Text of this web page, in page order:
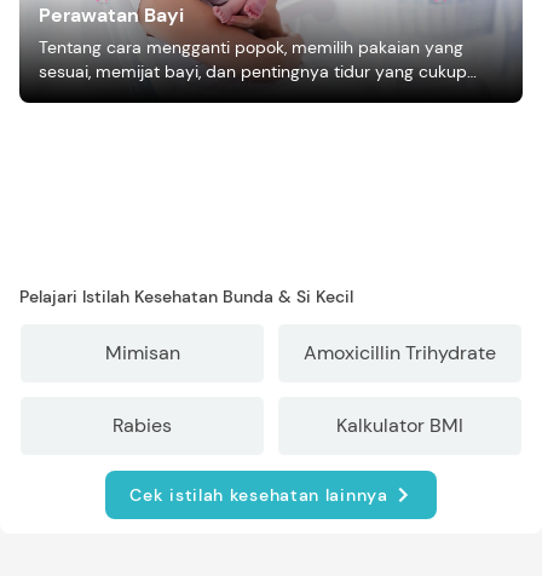
Perawatan Bayi
Tentang cara mengganti popok, memilih pakaian yang
sesuai, memijat bayi, dan pentingnya tidur yang cukup
bagi pertumbuhan bayi.
Pelajari Istilah Kesehatan Bunda & Si Kecil
Mimisan Amoxicillin Trihydrate
Rabies Kalkulator BMI
Cek istilah kesehatan lainnya